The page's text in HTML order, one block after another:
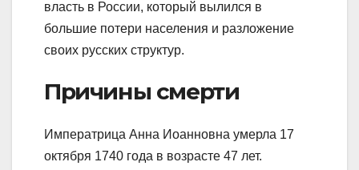
власть в России, который вылился в
большие потери населения и разложение
своих русских структур.
Причины смерти
Императрица Анна Иоанновна умерла 17
октября 1740 года в возрасте 47 лет.